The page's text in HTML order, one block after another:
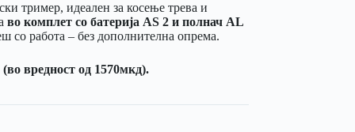
тример, идеален за косење трева и
во комплет со батерија AS 2 и полнач AL
со работа – без дополнителна опрема.
вредност од 1570мкд).